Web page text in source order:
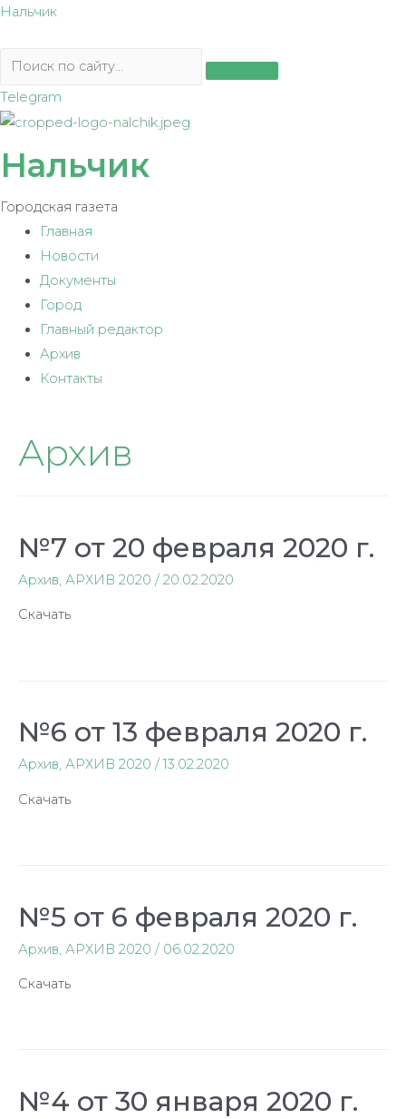
Перейти
содержимому
Нальчик
Telegram
Нальчик
Городская газета
Главная
Новости
Документы
Город
Главный редактор
Архив
Контакты
Архив
№7 от 20 февраля 2020 г.
Архив, АРХИВ 2020 / 20.02.2020
Скачать
№6 от 13 февраля 2020 г.
Архив, АРХИВ 2020 /13.02.2020
Скачать
№5 от 6 февраля 2020 г.
Архив АРХИВ 2020 / 06.02.2020
Скачать
№4 от 30 января 2020 г.